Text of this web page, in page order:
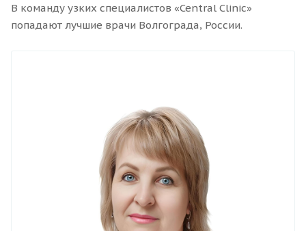
В команду узких специалистов «Central Clinic»
попадают лучшие врачи Волгограда, России.